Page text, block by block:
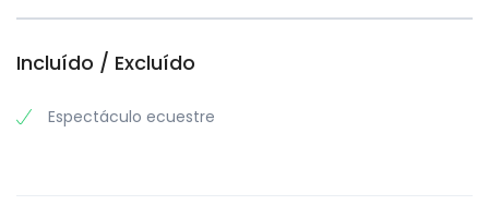
Incluído / Excluído
Espectáculo ecuestre